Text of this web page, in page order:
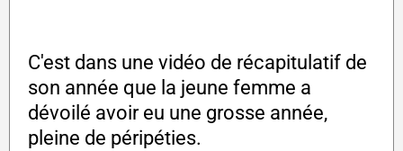
C'est dans une vidéo de récapitulatif de
son année que la jeune femme a
dévoilé avoir eu une grosse année,
pleine de péripéties.